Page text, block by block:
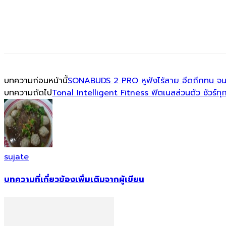
บทความก่อนหน้านี้SONABUDS 2 PRO หูฟังไร้สาย อึดถึกทน จ
บทความถัดไปTonal Intelligent Fitness ฟิตเนสส่วนตัว ชัวร์ทุ
sujate
บทความที่เกี่ยวข้องเพิ่มเติมจากผู้เขียน